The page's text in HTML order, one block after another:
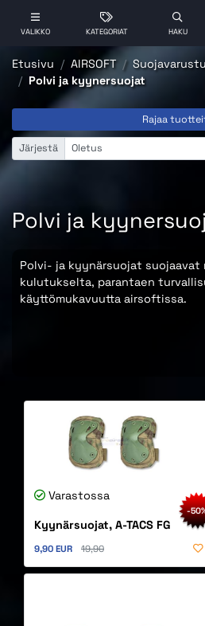
VALIKKO KATEGORIAT HAKU
Etusivu AIRSOFT
Polvi ja kyynersuojat
Rajaa
Järjestä
Polvi ja
Polvi- ja kyynärsuojat
kulutukselta, parantaen
käyttömukavuutta airsoftissa.
Varastossa
Kyynärsuojat, A-TACS FG
-
Alennettu hinta
9,90 EUR Alkuperäinen hinta
19,90